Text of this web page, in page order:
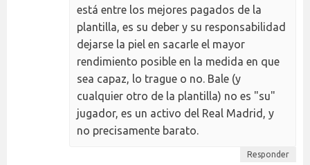
está entre los mejores pagados de la
plantilla, es su deber y su responsabilidad
dejarse la piel en sacarle el mayor
rendimiento posible en la medida en que
sea capaz, lo trague o no. Bale (y
cualquier otro de la plantilla) no es "su"
jugador, es un activo del Real Madrid, y
no precisamente barato.
Responder